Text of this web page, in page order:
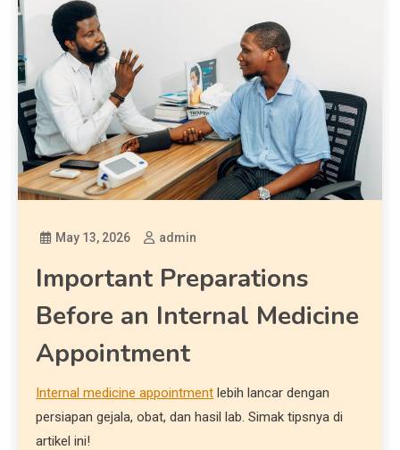
May 13, 2026 admin
Important Preparations
Before an Internal Medicine
Appointment
Internal medicine appointment lebih lancar dengan
persiapan gejala, obat, dan hasil lab. Simak tipsnya di
artikel ini!